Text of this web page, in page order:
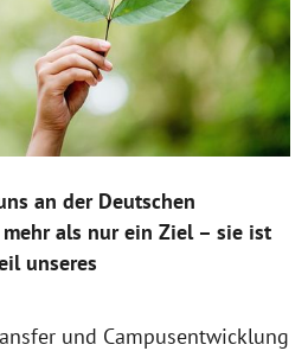
an der Deutschen
als nur ein Ziel – sie ist
unseres
und Campusentwicklung